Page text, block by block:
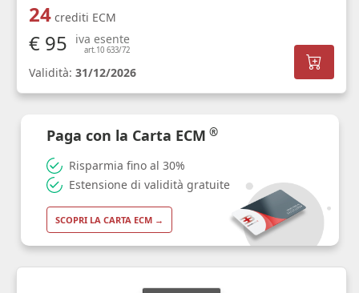
24crediti ECM
€ 95 iva esente
art.10 633/72
Validità: 31/12/2026
Paga con la Carta ECM ®
Risparmia fino al 30%
Estensione di validità gratuite
SCOPRI LA CARTA ECM →